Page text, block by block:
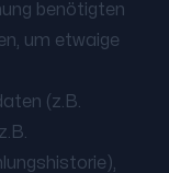
benötigten
um etwaige
(z.B.